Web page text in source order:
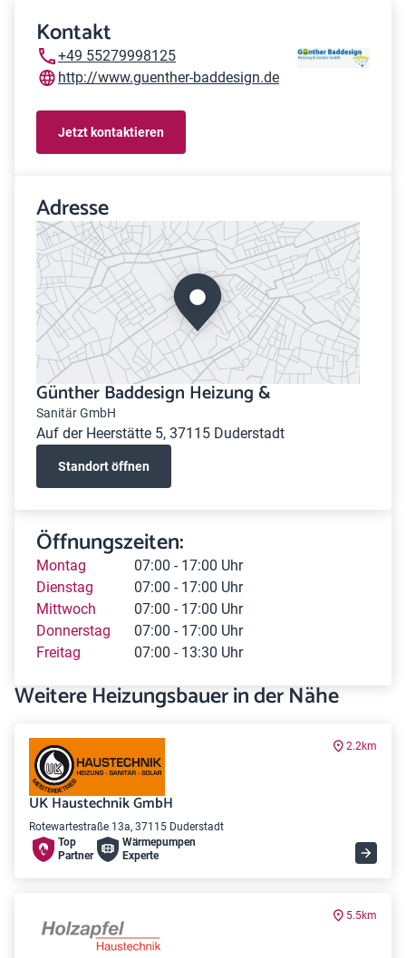
Kontakt
+49 55279998125
http://www.guenther-baddesign.de
Jetzt kontaktieren
Adresse
Günther Baddesign Heizung &
Sanitär GmbH
Auf der Heerstätte 5, 37115 Duderstadt
Standort öffnen
Öffnungszeiten:
Montag
07:00 - 17:00 Uhr
Dienstag
07:00 - 17:00 Uhr
Mittwoch
07:00 - 17:00 Uhr
Donnerstag
07:00 - 17:00 Uhr
Freitag
07:00 - 13:30 Uhr
Weitere Heizungsbauer in der Nähe
2.2km
UK Haustechnik GmbH
Rotewartestraße 13a, 37115 Duderstadt
Top
Partner
Wärme­pumpen
Experte
5.5km